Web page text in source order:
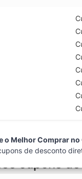
cupons
o Melhor Comprar no
de desconto